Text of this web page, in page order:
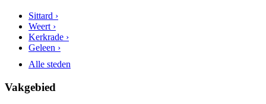
Sittard ›
Weert ›
Kerkrade ›
Geleen ›
Alle steden
Vakgebied